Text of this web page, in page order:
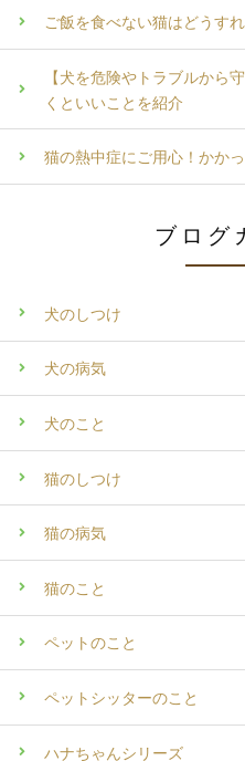
ご飯を食べない猫はどうす
【犬を危険やトラブルから
くといいことを紹介
猫の熱中症にご用心！かか
ブログ
犬のしつけ
犬の病気
犬のこと
猫のしつけ
猫の病気
猫のこと
ペットのこと
ペットシッターのこと
ハナちゃんシリーズ